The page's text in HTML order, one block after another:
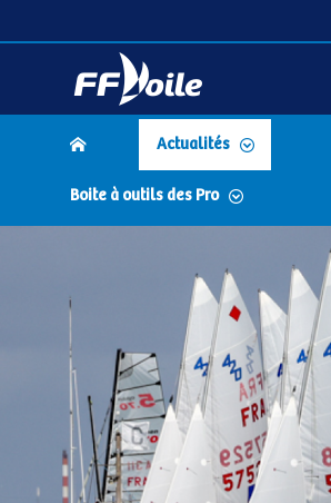
Actualités
Boite à outils des Pro